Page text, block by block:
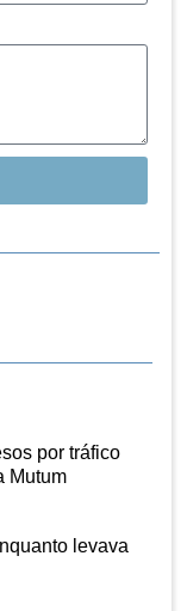
por tráfico
Mutum
levava